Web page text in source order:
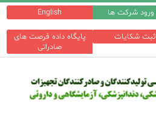
English ورود شرکت ها
پایگاه داده فرصت های
صادراتی
ثبت شکایات